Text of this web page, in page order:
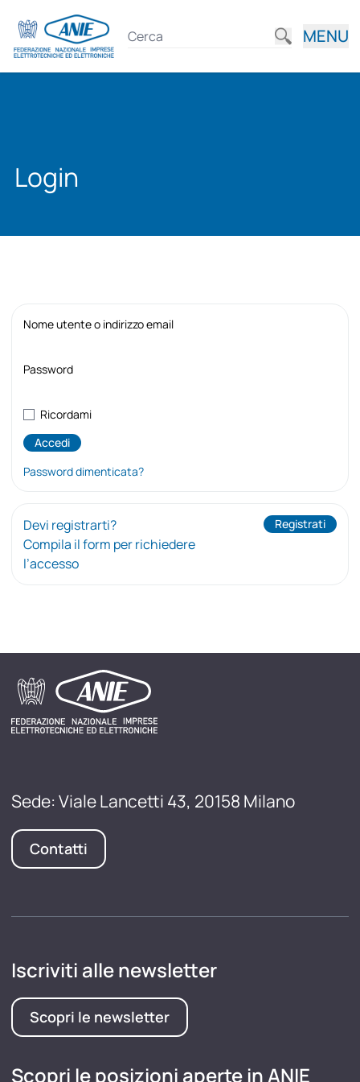
MENU
Login
Nome utente o indirizzo email
Password
Ricordami
Password dimenticata?
Devi registrarti?
Compila il form per richiedere
l’accesso
Registrati
Sede: Viale Lancetti 43, 20158 Milano
Contatti
Iscriviti alle newsletter
Scopri le newsletter
Scopri le posizioni aperte in ANIE